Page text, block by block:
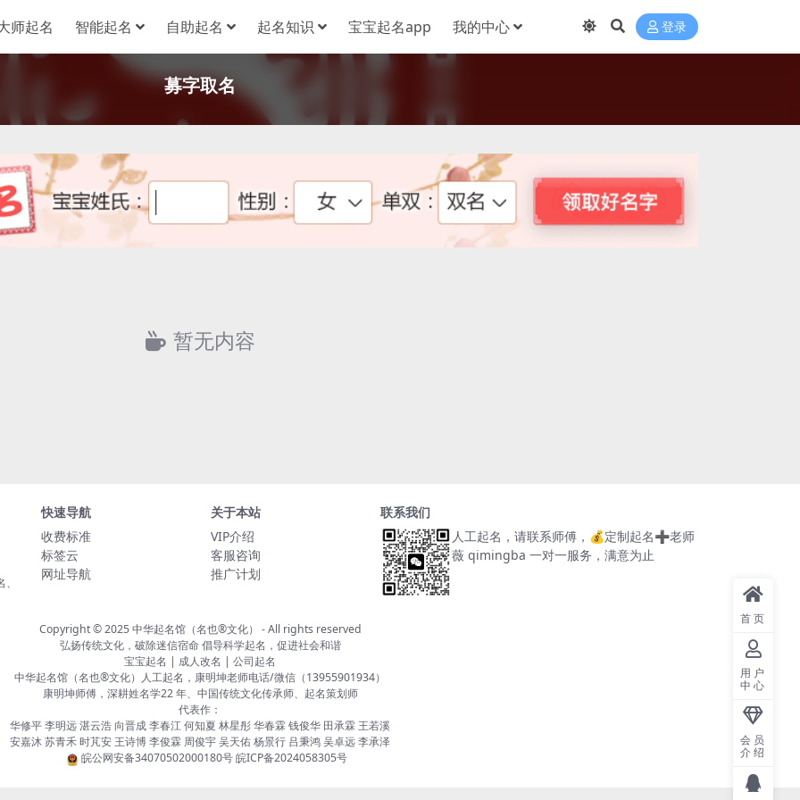
师起名 智能起名 自助起名 起名知识 宝宝起名app 我的中心 登录
募字取名
暂无内容
快速导航
收费标准
标签云
网址导航
关于本站
VIP介绍
客服咨询
推广计划
联系我们
人工起名，请联系师傅， 💰定制起名➕老师
薇 qimingba 一对一服务，满意为止
Copyright © 2025中华起名馆（名也®文化） - All rights reserved
弘扬传统文化，破除迷信宿命 倡导科学起名，促进社会和谐
宝宝起名 | 成人改名 | 公司起名
中华起名馆（名也®文化）人工起名，康明坤老师电话/微信（13955901934）
康明坤师傅，深耕姓名学22 年、中国传统文化传承师、起名策划师
代表作：
华修平 李明远 湛云浩 向晋成 李春江 何知夏 林星彤 华春霖 钱俊华 田承霖 王若溪
安嘉沐 苏青禾 时芃安 王诗博 李俊霖 周俊宇 吴天佑 杨景行 吕秉鸿 吴卓远 李承泽
皖公网安备34070502000180号皖ICP备2024058305号
首页
用户
中心
会员
介绍